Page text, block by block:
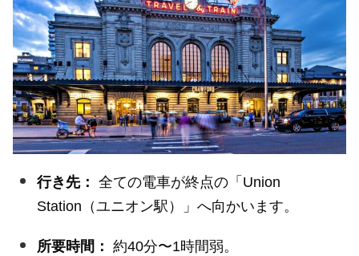
行き先： 全ての電車が終点の「Union
Station（ユニオン駅）」へ向かいます。
所要時間： 約40分〜1時間弱。